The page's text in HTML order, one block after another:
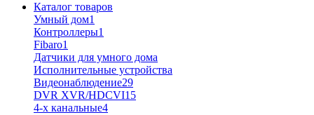
Каталог товаров
Умный дом1
Контроллеры1
Fibaro1
Датчики для умного дома
Исполнительные устройства
Видеонаблюдение29
DVR XVR/HDCVI15
4-x канальные4